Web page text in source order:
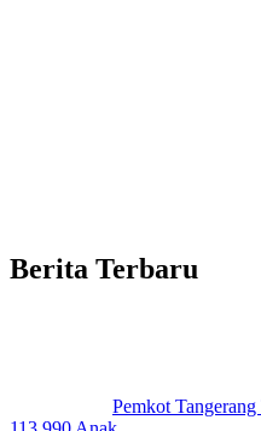
Berita Terbaru
Pemkot